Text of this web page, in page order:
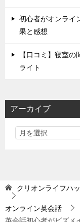
初心者がオンライ
果と感想
【口コミ】寝室
ライト
アーカイブ
クリオンライフハ
オンライン英会話
英会話初心者がビズメ